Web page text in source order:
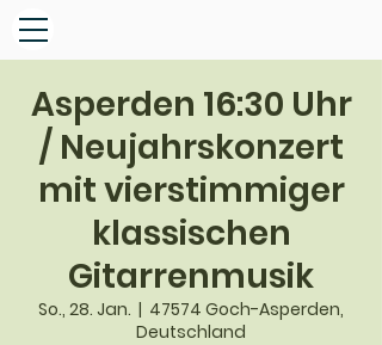
Asperden 16:30 Uhr
/ Neujahrskonzert
mit vierstimmiger
klassischen
Gitarrenmusik
So., 28. Jan.
  |
47574 Goch-Asperden,
Deutschland